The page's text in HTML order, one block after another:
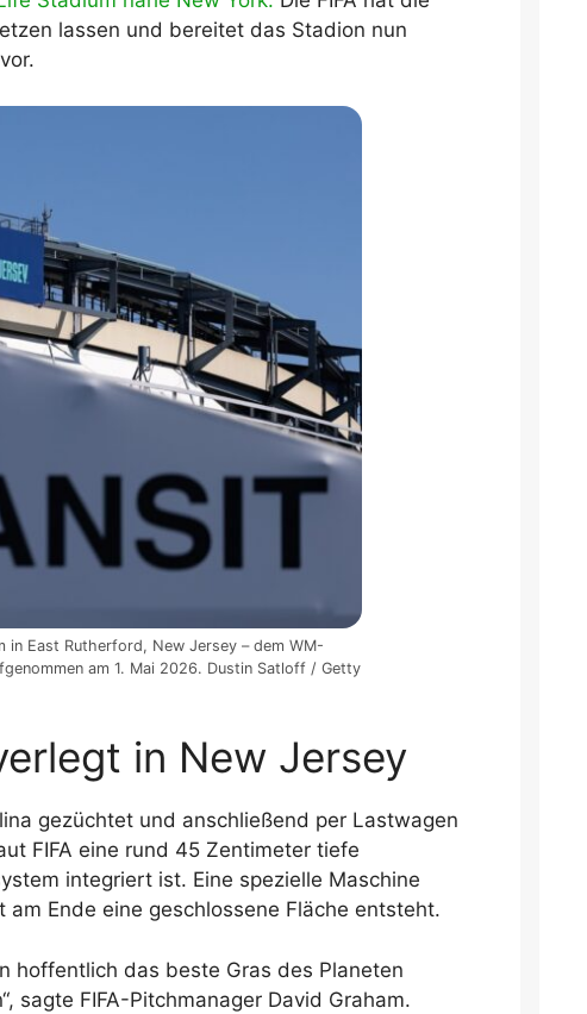
Excel – kostenlos
ausfüllen
lassen und bereitet das Stadion nun
in East Rutherford, New Jersey – dem WM-
am 1. Mai 2026. Dustin Satloff / Getty
in New Jersey
gezüchtet und anschließend per Lastwagen
FIFA eine rund 45 Zentimeter tiefe
integriert ist. Eine spezielle Maschine
Ende eine geschlossene Fläche entsteht.
hoffentlich das beste Gras des Planeten
sagte FIFA-Pitchmanager David Graham.